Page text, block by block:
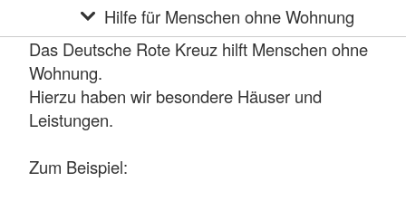
Hilfe für Menschen ohne Wohnung
Das Deutsche Rote Kreuz hilft Menschen ohne
Wohnung.
Hierzu haben wir besondere Häuser und
Leistungen.
Zum Beispiel: